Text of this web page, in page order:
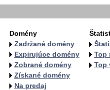
Domény
Zadržané domény
Expirujúce domény
Zobrané domény
Získané domény
Na predaj
Top
Top